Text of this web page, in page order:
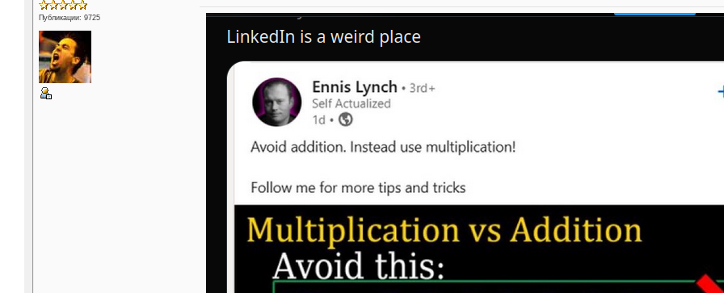
Публикации: 9725